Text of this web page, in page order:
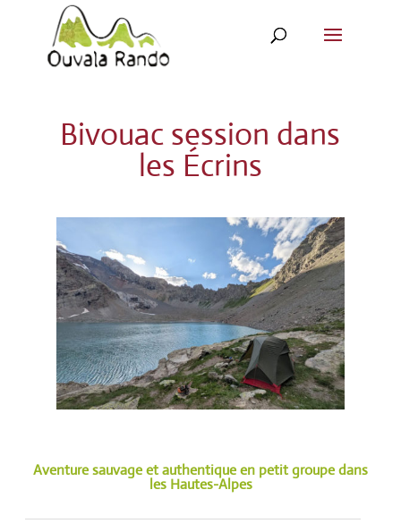
Bivouac session dans
les Écrins
Aventure sauvage et authentique en petit groupe dans
les Hautes-Alpes